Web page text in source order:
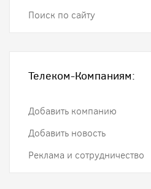
Поиск по сайту
Телеком-Компаниям:
Добавить компанию
Добавить новость
Реклама и сотрудничество